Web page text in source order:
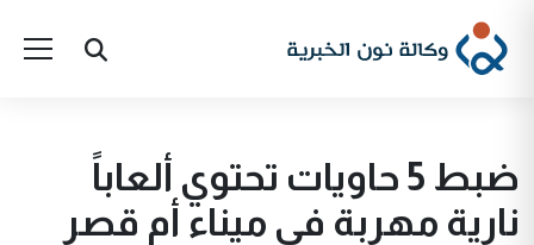
ضبط 5 حاويات تحتوي ألعاباً
نارية مهربة في ميناء أم قصر